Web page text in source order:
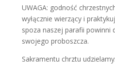
UWAGA: godność
wyłącznie wierzący i
spoza naszej parafii powinni
swojego proboszcza.
Sakramentu chrztu udzielamy: